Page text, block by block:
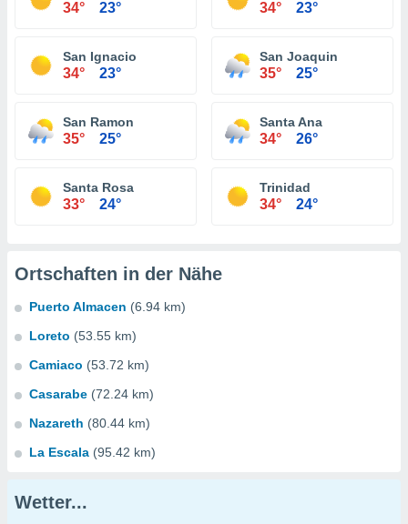
34° 23° 34° 23°
San Ignacio
34° 23°
San Joaquin
35° 25°
San Ramon
35° 25°
Santa Ana
34° 26°
Santa Rosa
33° 24°
Trinidad
34° 24°
Ortschaften in der Nähe
Puerto Almacen (6.94 km)
Loreto (53.55 km)
Camiaco (53.72 km)
Casarabe (72.24 km)
Nazareth (80.44 km)
La Escala (95.42 km)
Wetter...